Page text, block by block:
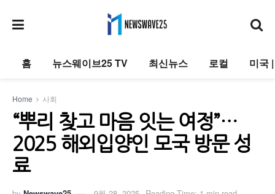
홈 뉴스웨이브25 TV 최신뉴스 로컬 미국
Home 사회
“뿌리 찾고 마음 잇는 여정”…
2025 해외입양인 모국 방문 성
료